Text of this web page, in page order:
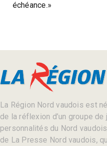
échéance.»
La Région Nord vaudois est
de la réflexion d’un groupe
personnalités du Nord
de La Presse Nord vaudois,